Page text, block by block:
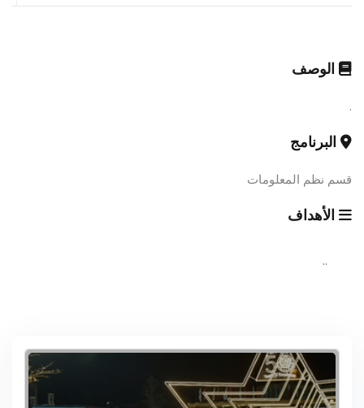
الوصف
.
البرنامج
قسم نظم المعلومات
الأهداف
..